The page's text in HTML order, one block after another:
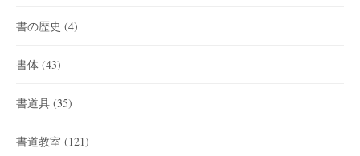
書の歴史 (4)
書体 (43)
書道具 (35)
書道教室 (121)